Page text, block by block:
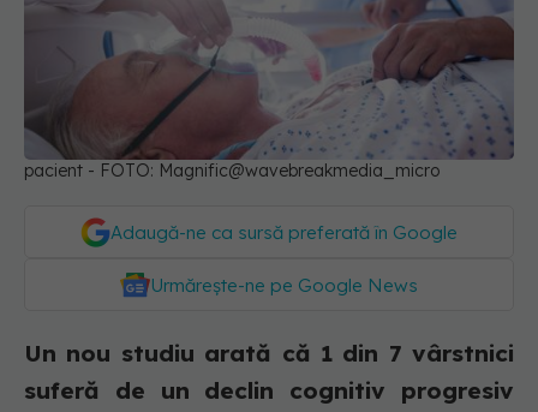
pacient - FOTO: Magnific@wavebreakmedia_micro
Adaugă-ne ca sursă preferată în Google
Urmărește-ne pe Google News
Un nou studiu arată că 1 din 7 vârstnici
suferă de un declin cognitiv progresiv